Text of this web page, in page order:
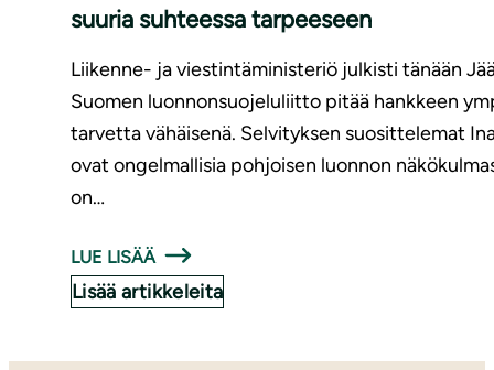
suuria suhteessa tarpeeseen
Liikenne- ja viestintäministeriö julkisti tänään
Suomen luonnonsuojeluliitto pitää hankkeen
tarvetta vähäisenä. Selvityksen suosittelemat
ovat ongelmallisia pohjoisen luonnon
on…
LUE LISÄÄ
Lisää artikkeleita